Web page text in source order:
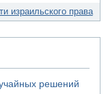
израильского права
решений